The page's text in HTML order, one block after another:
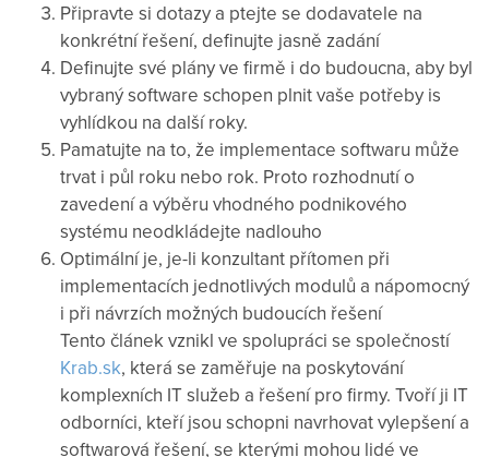
Připravte si dotazy a ptejte se dodavatele na
konkrétní řešení, definujte jasně zadání
Definujte své plány ve firmě i do budoucna, aby byl
vybraný software schopen plnit vaše potřeby is
vyhlídkou na další roky.
Pamatujte na to, že implementace softwaru může
trvat i půl roku nebo rok. Proto rozhodnutí o
zavedení a výběru vhodného podnikového
systému neodkládejte nadlouho
Optimální je, je-li konzultant přítomen při
implementacích jednotlivých modulů a nápomocný
i při návrzích možných budoucích řešení
Tento článek vznikl ve spolupráci se společností
Krab.sk, která se zaměřuje na poskytování
komplexních IT služeb a řešení pro firmy. Tvoří ji IT
odborníci, kteří jsou schopni navrhovat vylepšení a
softwarová řešení, se kterými mohou lidé ve